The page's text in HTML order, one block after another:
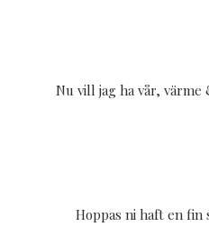
Nu vill jag ha vår,
Hoppas ni haft en fin